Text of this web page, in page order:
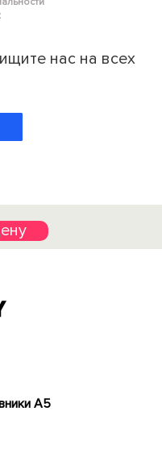
нас на всех
А5